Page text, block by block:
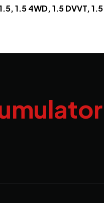
1.5 4WD, 1.5 DVVT,